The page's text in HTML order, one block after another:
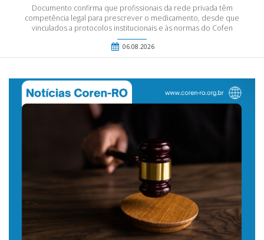
Documento confirma que profissionais da rede privada têm
competência legal para prescrever o medicamento, desde que
vinculados a protocolos institucionais e às normas do Cofen
06.08.2026